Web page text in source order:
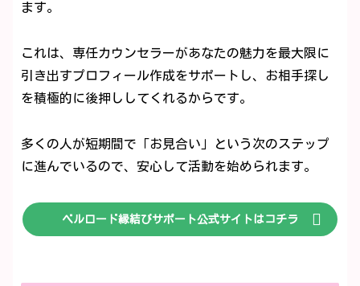
ます。
これは、専任カウンセラーがあなたの魅力を最大限に
引き出すプロフィール作成をサポートし、お相手探し
を積極的に後押ししてくれるからです。
多くの人が短期間で「お見合い」という次のステップ
に進んでいるので、安心して活動を始められます。
ベルロード縁結びサポート公式サイトはコチラ